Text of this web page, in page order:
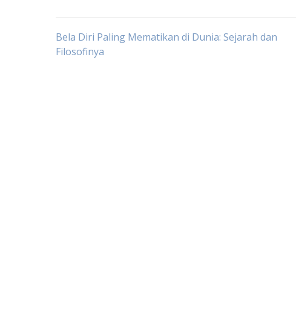
Post
Bela Diri Paling Mematikan di Dunia: Sejarah dan
Filosofinya